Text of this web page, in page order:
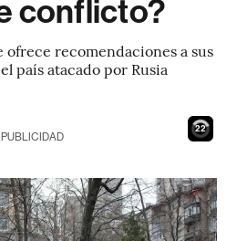
conflicto?
ofrece recomendaciones a sus
país atacado por Rusia
21
PUBLICIDAD